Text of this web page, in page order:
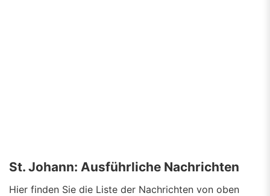
St. Johann: Ausführliche Nachrichten
Hier finden Sie die Liste der Nachrichten von oben